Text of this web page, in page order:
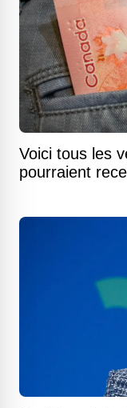
Voici tous les
pourraient